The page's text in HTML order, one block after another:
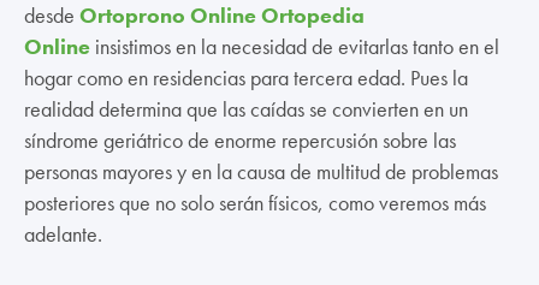
desde Ortoprono Online Ortopedia
Online insistimos en la necesidad de evitarlas tanto en el
hogar como en residencias para tercera edad. Pues la
realidad determina que las caídas se convierten en un
síndrome geriátrico de enorme repercusión sobre las
personas mayores y en la causa de multitud de problemas
posteriores que no solo serán físicos, como veremos más
adelante.